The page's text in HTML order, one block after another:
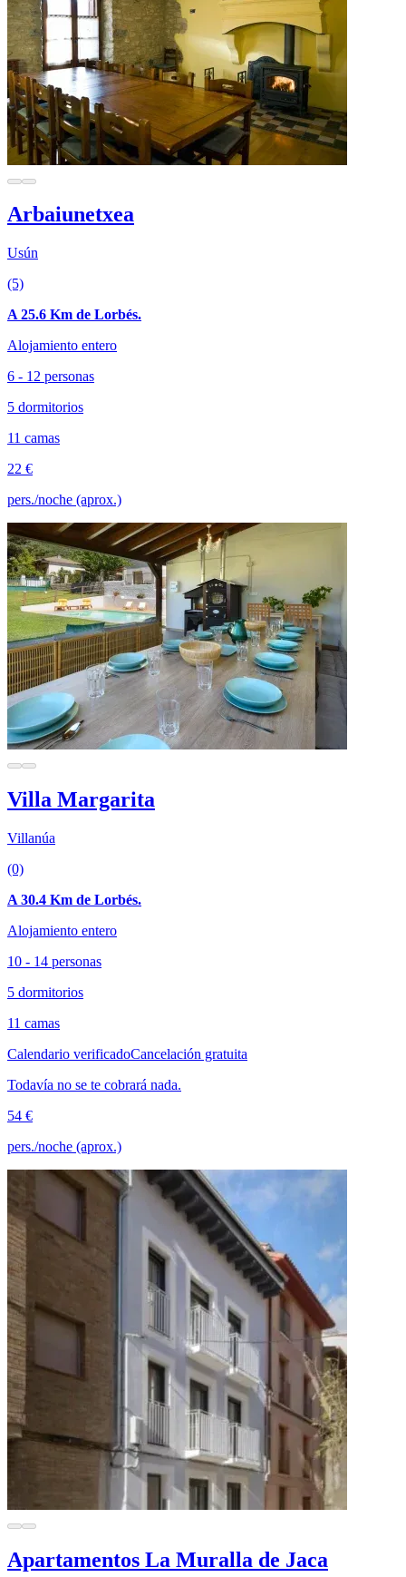
Arbaiunetxea
Usún
(5)
A 25.6 Km de Lorbés.
Alojamiento entero
6 - 12 personas
5 dormitorios
11 camas
22 €
pers./noche (aprox.)
Villa Margarita
Villanúa
(0)
A 30.4 Km de Lorbés.
Alojamiento entero
10 - 14 personas
5 dormitorios
11 camas
Calendario verificadoCancelación gratuita
Todavía no se te cobrará nada.
54 €
pers./noche (aprox.)
Apartamentos La Muralla de Jaca